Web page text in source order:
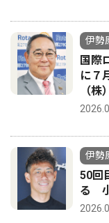
伊勢
国際
に７
（
伊勢
50回
る